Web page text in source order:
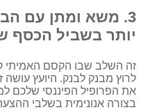
3. משא ומתן עם
יותר בשביל הכסף
זה השלב שבו הקסם האמיתי
לרוץ מבנק לבנק. היועץ
את הפרופיל הפיננסי שלכם
בצורה אנונימית בשלבי